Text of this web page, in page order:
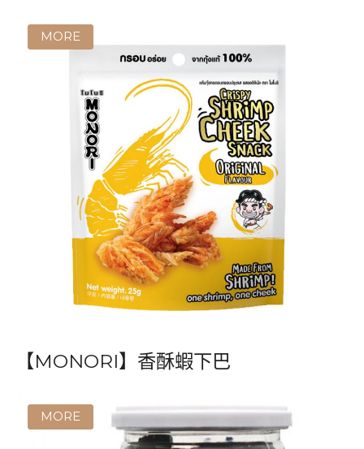
【MONORI】香酥蝦下巴